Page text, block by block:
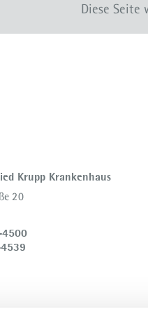
Diese Seite
Krupp Krankenhaus
20